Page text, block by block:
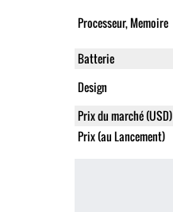
Processeur, Memoire
Batterie
Design
Prix du marché (USD)
Prix (au Lancement)